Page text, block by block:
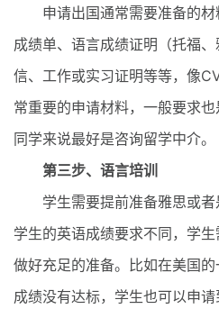
申请出国通常需要准备的材
成绩单、语言成绩证明（托福
信、工作或实习证明等等，像
常重要的申请材料，一般要求
同学来说最好是咨询留学中介。
第三步、语言培训
学生需要提前准备雅思或者
学生的英语成绩要求不同，学
做好充足的准备。比如在美国
成绩没有达标，学生也可以申